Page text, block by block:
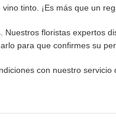
tinto. ¡Es más que un
floristas expertos
para que confirmes su
con nuestro servicio